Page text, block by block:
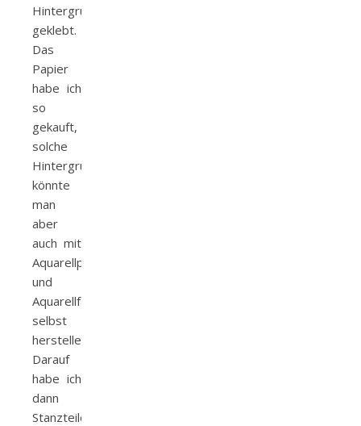
Hintergrund
geklebt.
Das
Papier
habe ich
so
gekauft,
solche
Hintergründe
könnte
man
aber
auch mit
Aquarellpapier
und
Aquarellfarben
selbst
herstellen.
Darauf
habe ich
dann
Stanzteile